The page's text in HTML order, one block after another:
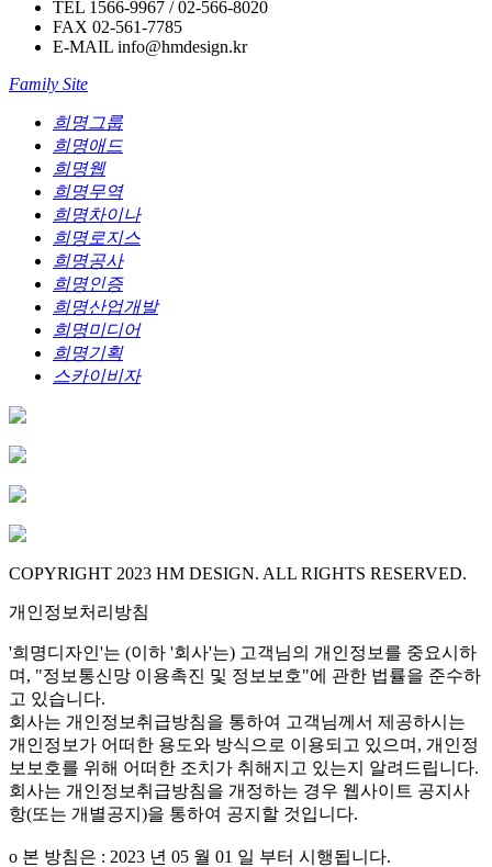
TEL 1566-9967 / 02-566-8020
FAX 02-561-7785
E-MAIL info@hmdesign.kr
Family Site
희명그룹
희명애드
희명웹
희명무역
희명차이나
희명로지스
희명공사
희명인증
희명산업개발
희명미디어
희명기획
스카이비자
COPYRIGHT 2023 HM DESIGN. ALL RIGHTS RESERVED.
개인정보처리방침
'희명디자인'는 (이하 '회사'는) 고객님의 개인정보를 중요시하
며, "정보통신망 이용촉진 및 정보보호"에 관한 법률을 준수하
고 있습니다.
회사는 개인정보취급방침을 통하여 고객님께서 제공하시는
개인정보가 어떠한 용도와 방식으로 이용되고 있으며, 개인정
보보호를 위해 어떠한 조치가 취해지고 있는지 알려드립니다.
회사는 개인정보취급방침을 개정하는 경우 웹사이트 공지사
항(또는 개별공지)을 통하여 공지할 것입니다.
ο 본 방침은 : 2023 년 05 월 01 일 부터 시행됩니다.